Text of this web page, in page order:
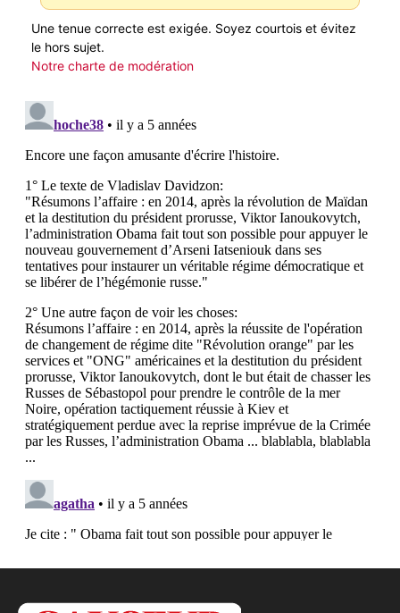
Une tenue correcte est exigée. Soyez courtois et évitez
le hors sujet.
Notre charte de modération